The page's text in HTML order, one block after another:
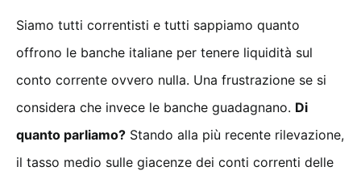
Siamo tutti correntisti e tutti sappiamo quanto
offrono le banche italiane per tenere liquidità sul
conto corrente ovvero nulla. Una frustrazione se si
considera che invece le banche guadagnano. Di
quanto parliamo? Stando alla più recente rilevazione,
il tasso medio sulle giacenze dei conti correnti delle